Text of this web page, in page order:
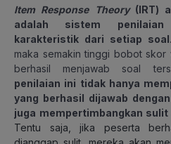
Item Response Theory (IRT)
adalah sistem penilaian
karakteristik dari setiap soal
maka semakin tinggi bobot
berhasil menjawab soal
penilaian ini tidak hanya
yang berhasil dijawab
juga mempertimbangkan
Tentu saja, jika peserta